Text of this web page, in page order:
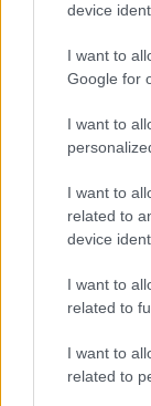
device
I want to
Google for
I want to
I want to
related to
device
I want to
related to
I want to
related to
nostro futuro
Francesca Spadaro